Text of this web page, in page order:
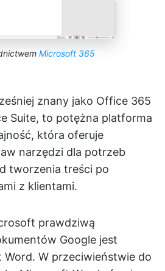
Microsoft 365
znany jako Office 365
Suite, to potężna platforma
która oferuje
narzędzi dla potrzeb
tworzenia treści po
z klientami.
prawdziwą
Google jest
W przeciwieństwie do